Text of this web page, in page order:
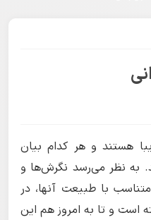
هستند و هر کدام بیان
به نظر می‌رسد نگرش‌ها و
با طبیعت آنها، در
است و تا به امروز هم این